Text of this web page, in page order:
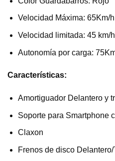
Velocidad Máxima: 65Km/h
Velocidad limitada: 45 km/h
Autonomía por carga:
Características:
Amortiguador Delantero y
Soporte para Smartphone
Claxon
Frenos de disco